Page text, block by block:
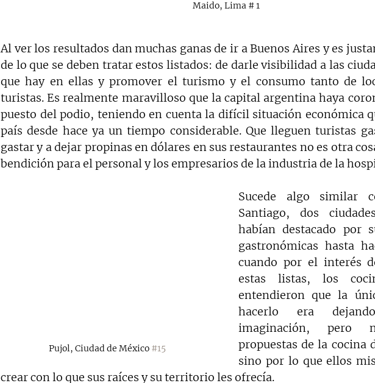
Maido, Lima # 1
Al ver los resultados dan muchas ganas de ir a Buenos Aires y es
de lo que se deben tratar estos listados: de darle visibilidad a las
que hay en ellas y promover el turismo y el consumo tanto de
turistas. Es realmente maravilloso que la capital argentina haya
puesto del podio, teniendo en cuenta la difícil situación económica
país desde hace ya un tiempo considerable. Que lleguen turistas
gastar y a dejar propinas en dólares en sus restaurantes no es otra
bendición para el personal y los empresarios de la industria de la
Pujol, Ciudad de México #15
Sucede algo similar
Santiago, dos
habían destacado por
gastronómicas hasta
cuando por el interés
estas listas, los
entendieron que la
hacerlo era
imaginación,
propuestas de la cocina
sino por lo que ellos
crear con lo que sus raíces y su territorio les ofrecía.